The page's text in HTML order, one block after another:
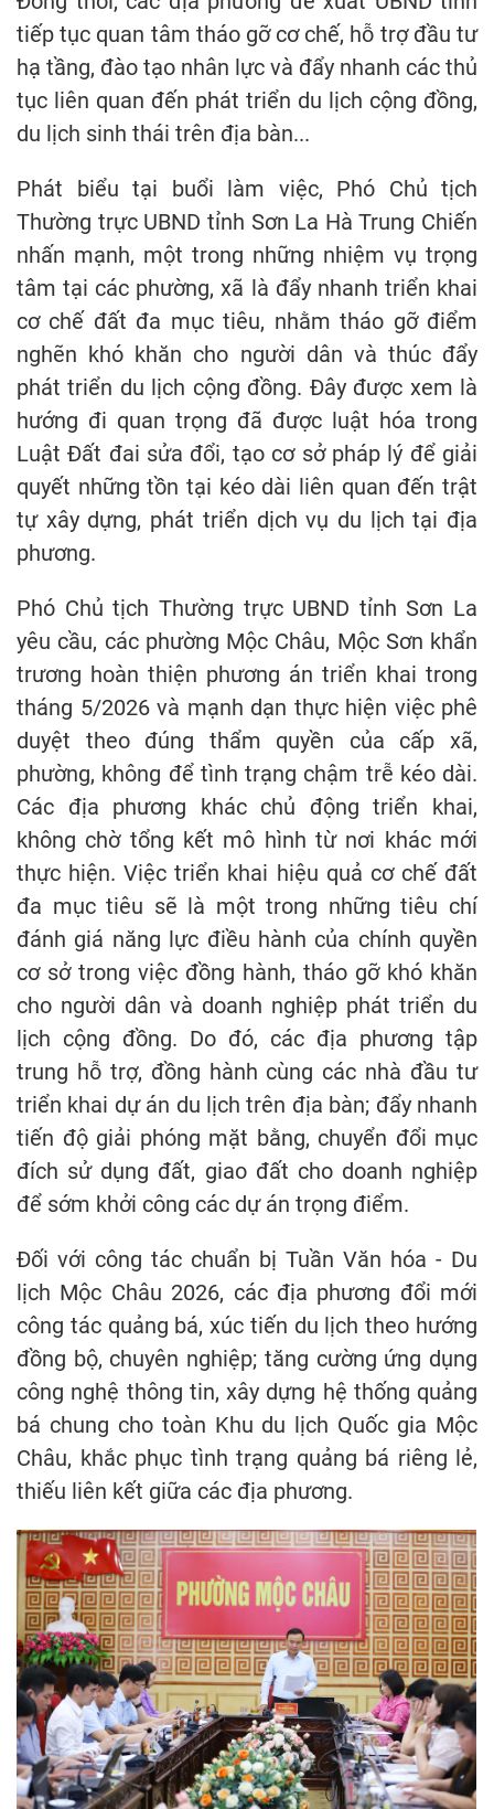
tiếp tục quan tâm tháo gỡ cơ chế, hỗ trợ đầu tư
hạ tầng, đào tạo nhân lực và đẩy nhanh các thủ
tục liên quan đến phát triển du lịch cộng đồng,
du lịch sinh thái trên địa bàn...
Phát biểu tại buổi làm việc, Phó Chủ tịch
Thường trực UBND tỉnh Sơn La Hà Trung Chiến
nhấn mạnh, một trong những nhiệm vụ trọng
tâm tại các phường, xã là đẩy nhanh triển khai
cơ chế đất đa mục tiêu, nhằm tháo gỡ điểm
nghẽn khó khăn cho người dân và thúc đẩy
phát triển du lịch cộng đồng. Đây được xem là
hướng đi quan trọng đã được luật hóa trong
Luật Đất đai sửa đổi, tạo cơ sở pháp lý để giải
quyết những tồn tại kéo dài liên quan đến trật
tự xây dựng, phát triển dịch vụ du lịch tại địa
phương.
Phó Chủ tịch Thường trực UBND tỉnh Sơn La
yêu cầu, các phường Mộc Châu, Mộc Sơn khẩn
trương hoàn thiện phương án triển khai trong
tháng 5/2026 và mạnh dạn thực hiện việc phê
duyệt theo đúng thẩm quyền của cấp xã,
phường, không để tình trạng chậm trễ kéo dài.
Các địa phương khác chủ động triển khai,
không chờ tổng kết mô hình từ nơi khác mới
thực hiện. Việc triển khai hiệu quả cơ chế đất
đa mục tiêu sẽ là một trong những tiêu chí
đánh giá năng lực điều hành của chính quyền
cơ sở trong việc đồng hành, tháo gỡ khó khăn
cho người dân và doanh nghiệp phát triển du
lịch cộng đồng. Do đó, các địa phương tập
trung hỗ trợ, đồng hành cùng các nhà đầu tư
triển khai dự án du lịch trên địa bàn; đẩy nhanh
tiến độ giải phóng mặt bằng, chuyển đổi mục
đích sử dụng đất, giao đất cho doanh nghiệp
để sớm khởi công các dự án trọng điểm.
Đối với công tác chuẩn bị Tuần Văn hóa - Du
lịch Mộc Châu 2026, các địa phương đổi mới
công tác quảng bá, xúc tiến du lịch theo hướng
đồng bộ, chuyên nghiệp; tăng cường ứng dụng
công nghệ thông tin, xây dựng hệ thống quảng
bá chung cho toàn Khu du lịch Quốc gia Mộc
Châu, khắc phục tình trạng quảng bá riêng lẻ,
thiếu liên kết giữa các địa phương.